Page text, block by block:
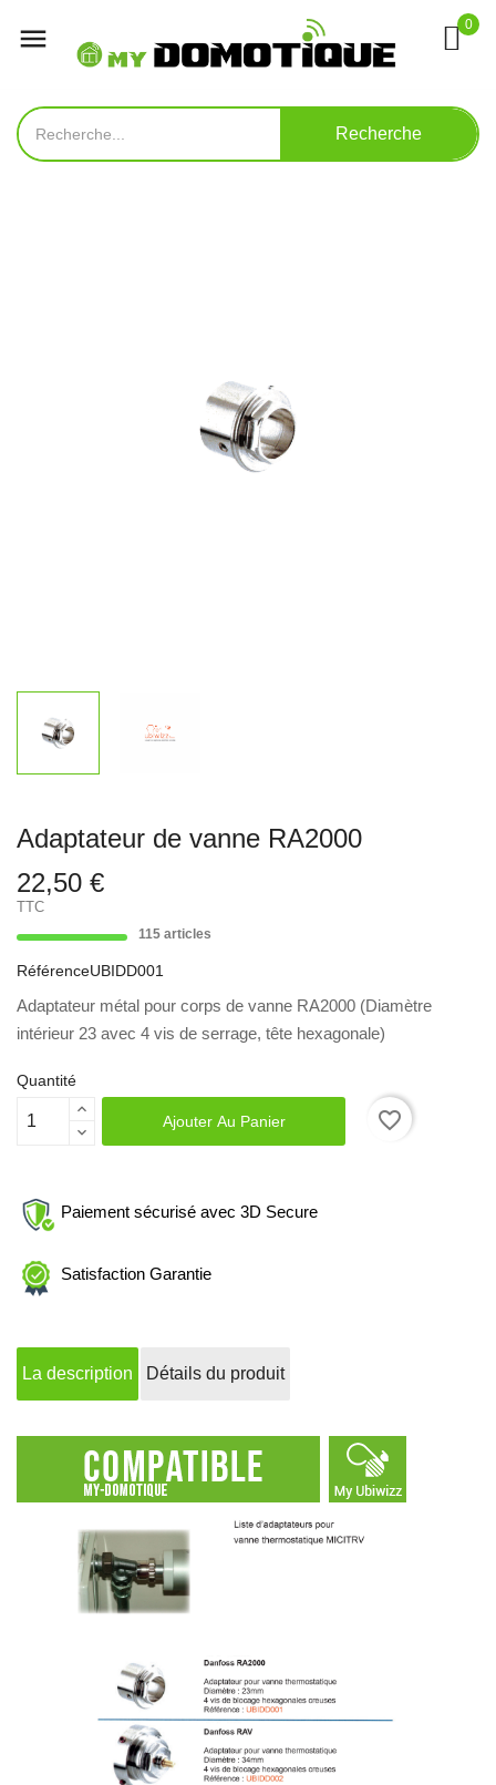
 0
Recherche
Adaptateur de vanne RA2000
22,50 €
TTC
115 articles
RéférenceUBIDD001
Adaptateur métal pour corps de vanne RA2000 (Diamètre
intérieur 23 avec 4 vis de serrage, tête hexagonale)
Quantité
Ajouter Au Panier favorite_border
Paiement sécurisé avec 3D Secure
Satisfaction Garantie
La description Détails du produit